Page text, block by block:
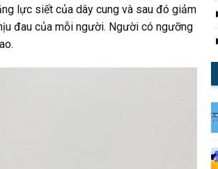
lực siết của dây cung và sau đó giảm
đau của mỗi người. Người có ngưỡng